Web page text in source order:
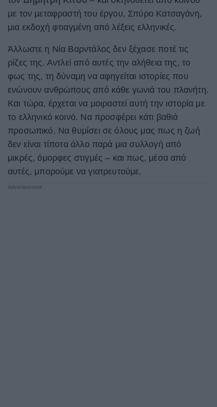
με τον μεταφραστή του έργου, Σπύρο Κατσαγάνη,
μια εκδοχή φτιαγμένη από λέξεις ελληνικές.
Άλλωστε η Νία Βαρντάλος δεν ξέχασε ποτέ τις
ρίζες της. Αντλεί από αυτές την αλήθεια της, το
φως της, τη δύναμη να αφηγείται ιστορίες που
ενώνουν ανθρώπους από κάθε γωνιά του πλανήτη.
Και τώρα, έρχεται να μοιραστεί αυτή την ιστορία με
το ελληνικό κοινό. Να προσφέρει κάτι βαθιά
προσωπικό. Να θυμίσει σε όλους μας πως η ζωή
δεν είναι τίποτα άλλο παρά μια συλλογή από
μικρές, όμορφες στιγμές – και πως, μέσα από
αυτές, μπορούμε να γιατρευτούμε.